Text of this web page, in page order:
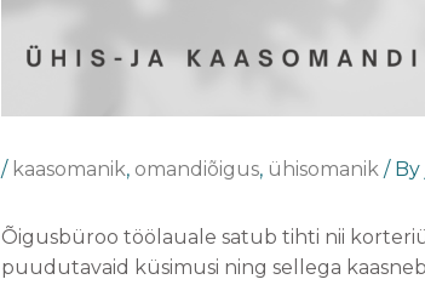
/ kaasomanik, omandiõigus, ühisomanik/ By
Õigusbüroo töölauale satub tihti nii
puudutavaid küsimusi ning sellega